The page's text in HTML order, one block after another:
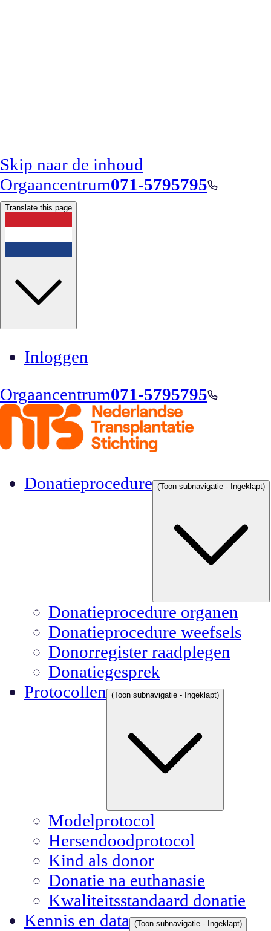
Skip naar de inhoud
Orgaancentrum071-5795795
Translate this page
Inloggen
Orgaancentrum071-5795795
Donatieprocedure (Toon subnavigatie - Ingeklapt)
Donatieprocedure organen
Donatieprocedure weefsels
Donorregister raadplegen
Donatiegesprek
Protocollen
(Toon subnavigatie - Ingeklapt)
Modelprotocol
Hersendoodprotocol
Kind als donor
Donatie na euthanasie
Kwaliteitsstandaard donatie
Kennis en data
(Toon subnavigatie - Ingeklapt)